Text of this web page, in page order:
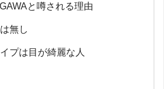
と噂される理由
無し
プは目が綺麗な人